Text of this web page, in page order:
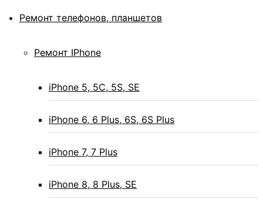
Ремонт телефонов, планшетов
Ремонт IPhone
iPhone 5, 5C, 5S, SE
iPhone 6, 6 Plus, 6S, 6S Plus
iPhone 7, 7 Plus
iPhone 8, 8 Plus, SE